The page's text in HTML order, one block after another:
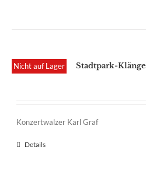
Nicht auf Lager Stadtpark-Klänge
Konzertwalzer Karl Graf
Details